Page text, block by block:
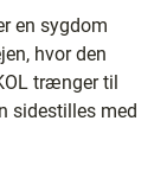
en sygdom
hvor den
trænger til
sidestilles med